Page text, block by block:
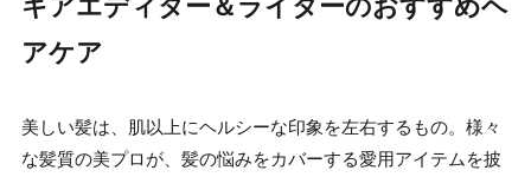
キアエディター＆ライターのおすすめヘ
アケア
美しい髪は、肌以上にヘルシーな印象を左右するもの。様々
な髪質の美プロが、髪の悩みをカバーする愛用アイテムを披